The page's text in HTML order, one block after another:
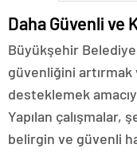
Daha Güvenli ve
Büyükşehir
güvenliğini artırmak
desteklemek
Yapılan çalışmalar,
belirgin ve güvenli